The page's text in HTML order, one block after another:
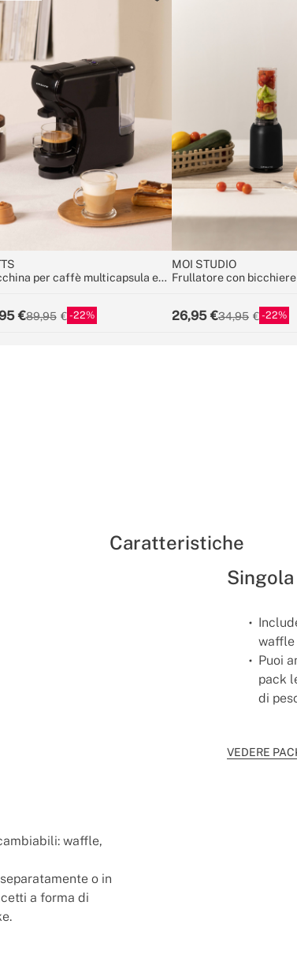
per caffè multicapsula e
89,95 22
MOI STUDIO
Frullatore con
26,95 34,95 22
Caratteristiche
Singola
waffle
Puoi
pack
di
VEDERE
waffle,
o in
a forma di